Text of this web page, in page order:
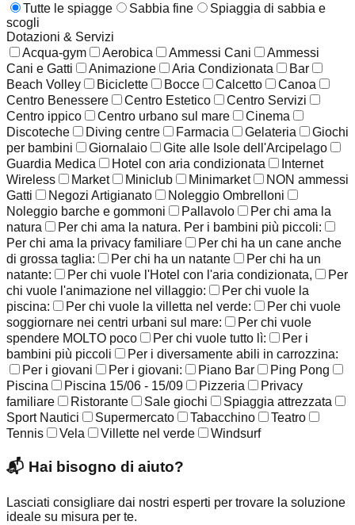
Tutte le spiagge
Sabbia fine
Spiaggia di sabbia e
scogli
Dotazioni & Servizi
Acqua-gym
Aerobica Ammessi Cani
Ammessi
Cani e Gatti
Animazione Aria Condizionata
Bar
Beach Volley
Biciclette Bocce Calcetto
Canoa
Centro Benessere
Centro Estetico
Centro Servizi
Centro ippico
Centro urbano sul mare
Cinema
Discoteche
Diving centre Farmacia Gelateria
Giochi
per bambini
Giornalaio
Gite alle Isole dell'Arcipelago
Guardia Medica
Hotel con aria condizionata
Internet
Wireless
Market Miniclub Minimarket
NON ammessi
Gatti
Negozi Artigianato
Noleggio Ombrelloni
Noleggio barche e gommoni
Pallavolo
Per chi ama la
natura
Per chi ama la natura. Per i bambini più piccoli:
Per chi ama la privacy familiare
Per chi ha un cane anche
di grossa taglia:
Per chi ha un natante
Per chi ha un
natante:
Per chi vuole l'Hotel con l'aria condizionata,
Per
chi vuole l'animazione nel villaggio:
Per chi vuole la
piscina:
Per chi vuole la villetta nel verde:
Per chi vuole
soggiornare nei centri urbani sul mare:
Per chi vuole
spendere MOLTO poco
Per chi vuole tutto lì:
Per i
bambini più piccoli
Per i diversamente abili in carrozzina:
Per i giovani
Per i giovani: Piano Bar
Ping Pong
Piscina
Piscina 15/06 - 15/09 Pizzeria
Privacy
familiare
Ristorante Sale giochi
Spiaggia attrezzata
Sport Nautici
Supermercato Tabacchino
Teatro
Tennis
Vela Villette nel verde Windsurf
📬 Hai bisogno di aiuto?
Lasciati consigliare dai nostri esperti per trovare la soluzione
ideale su misura per te.